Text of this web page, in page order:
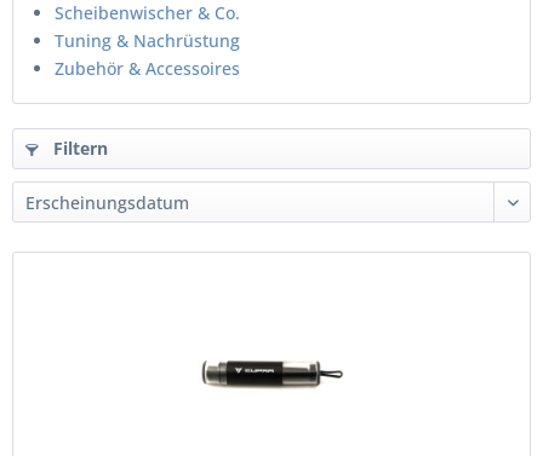
Scheibenwischer & Co.
Tuning & Nachrüstung
Zubehör & Accessoires
Filtern